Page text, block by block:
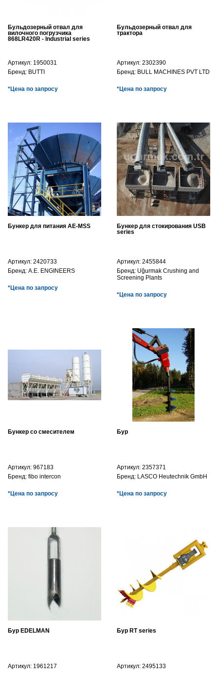
Бульдозерный отвал для
вилочного погрузчика
868LR420R - Industrial series
Артикул: 1950031
Бренд: BUTTI
*Цена по запросу
Бульдозерный отвал для
трактора
Артикул: 2302390
Бренд: BULL MACHINES PVT LTD
*Цена по запросу
Бункер для питания AE-MSS
Артикул: 2420733
Бренд: A.E. ENGINEERS
*Цена по запросу
Бункер для стокирования USB
series
Артикул: 2455844
Бренд: Uğurmak Crushing and
Screening Plants
*Цена по запросу
Бункер со смесителем
Артикул: 967183
Бренд: fibo intercon
*Цена по запросу
Бур
Артикул: 2357371
Бренд: LASCO Heutechnik GmbH
*Цена по запросу
Бур EDELMAN
Артикул: 1961217
Бур RT series
Артикул: 2495133